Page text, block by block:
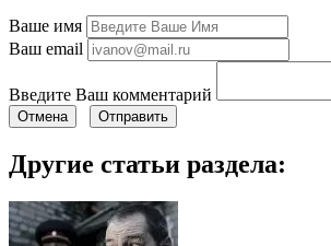
Ваше имя
Ваш email
Введите Ваш комментарий
Отмена Отправить
Другие статьи раздела: